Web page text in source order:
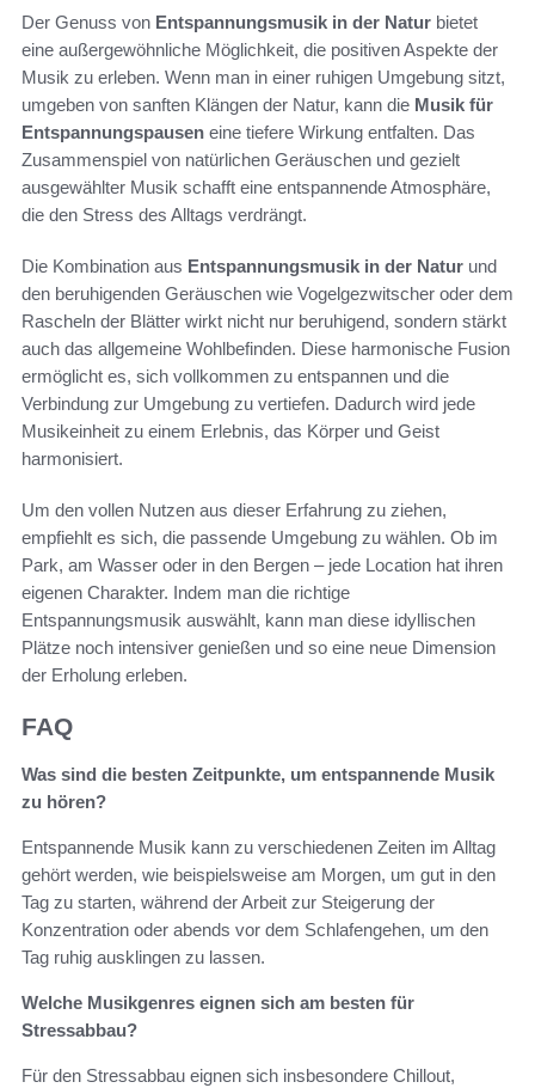
Der Genuss von Entspannungsmusik in der Natur bietet
eine außergewöhnliche Möglichkeit, die positiven Aspekte der
Musik zu erleben. Wenn man in einer ruhigen Umgebung sitzt,
umgeben von sanften Klängen der Natur, kann die Musik für
Entspannungspausen eine tiefere Wirkung entfalten. Das
Zusammenspiel von natürlichen Geräuschen und gezielt
ausgewählter Musik schafft eine entspannende Atmosphäre,
die den Stress des Alltags verdrängt.
Die Kombination aus Entspannungsmusik in der Natur und
den beruhigenden Geräuschen wie Vogelgezwitscher oder dem
Rascheln der Blätter wirkt nicht nur beruhigend, sondern stärkt
auch das allgemeine Wohlbefinden. Diese harmonische Fusion
ermöglicht es, sich vollkommen zu entspannen und die
Verbindung zur Umgebung zu vertiefen. Dadurch wird jede
Musikeinheit zu einem Erlebnis, das Körper und Geist
harmonisiert.
Um den vollen Nutzen aus dieser Erfahrung zu ziehen,
empfiehlt es sich, die passende Umgebung zu wählen. Ob im
Park, am Wasser oder in den Bergen – jede Location hat ihren
eigenen Charakter. Indem man die richtige
Entspannungsmusik auswählt, kann man diese idyllischen
Plätze noch intensiver genießen und so eine neue Dimension
der Erholung erleben.
FAQ
Was sind die besten Zeitpunkte, um entspannende Musik
zu hören?
Entspannende Musik kann zu verschiedenen Zeiten im Alltag
gehört werden, wie beispielsweise am Morgen, um gut in den
Tag zu starten, während der Arbeit zur Steigerung der
Konzentration oder abends vor dem Schlafengehen, um den
Tag ruhig ausklingen zu lassen.
Welche Musikgenres eignen sich am besten für
Stressabbau?
Für den Stressabbau eignen sich insbesondere Chillout,